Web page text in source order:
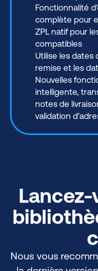
Fonctionnalité
complète pour
ZPL natif pour
compatibles
Utilise les dates
remise et les
Nouvelles
intelligente,
notes de
validation
Nous vous